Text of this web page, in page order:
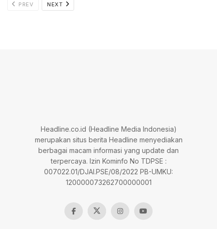
PREV NEXT
Headline.co.id (Headline Media Indonesia)
merupakan situs berita Headline menyediakan
berbagai macam informasi yang update dan
terpercaya. Izin Kominfo No TDPSE :
007022.01/DJAI.PSE/08/2022 PB-UMKU:
120000073262700000001